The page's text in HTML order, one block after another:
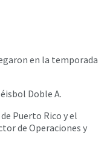
en la temporada
Doble A.
Puerto Rico y el
de Operaciones y